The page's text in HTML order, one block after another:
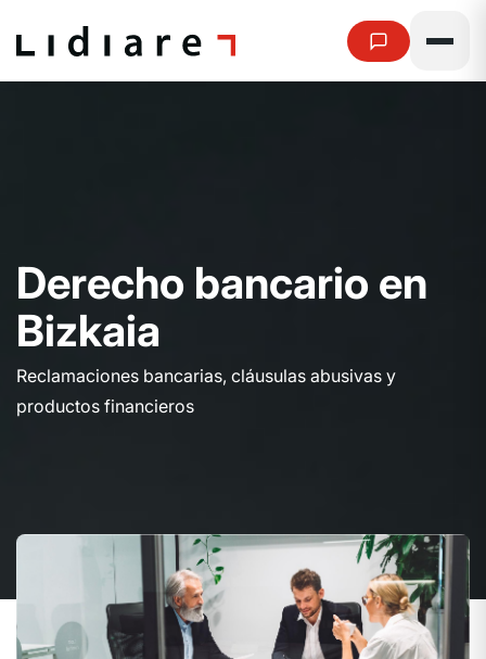
Derecho bancario en
Bizkaia
Reclamaciones bancarias, cláusulas abusivas y
productos financieros